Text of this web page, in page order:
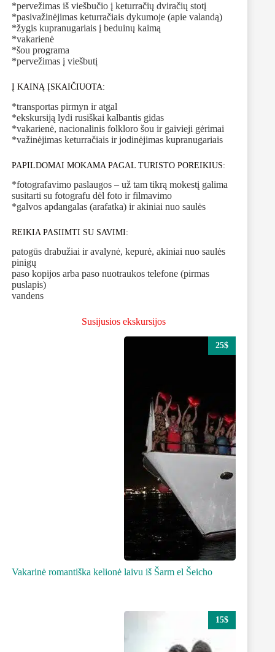
*pervežimas iš viešbučio į keturračių dviračių stotį
*pasivažinėjimas keturračiais dykumoje (apie valandą)
*žygis kupranugariais į beduinų kaimą
*vakarienė
*šou programa
*pervežimas į viešbutį
Į KAINĄ ĮSKAIČIUOTA:
*transportas pirmyn ir atgal
*ekskursiją lydi rusiškai kalbantis gidas
*vakarienė, nacionalinis folkloro šou ir gaivieji gėrimai
*važinėjimas keturračiais ir jodinėjimas kupranugariais
PAPILDOMAI MOKAMA PAGAL TURISTO POREIKIUS:
*fotografavimo paslaugos – už tam tikrą mokestį galima
susitarti su fotografu dėl foto ir filmavimo
*galvos apdangalas (arafatka) ir akiniai nuo saulės
REIKIA PASIIMTI SU SAVIMI:
patogūs drabužiai ir avalynė, kepurė, akiniai nuo saulės
pinigų
paso kopijos arba paso nuotraukos telefone (pirmas
puslapis)
vandens
Susijusios ekskursijos
Vakarinė romantiška kelionė laivu iš Šarm el Šeicho
25$
15$